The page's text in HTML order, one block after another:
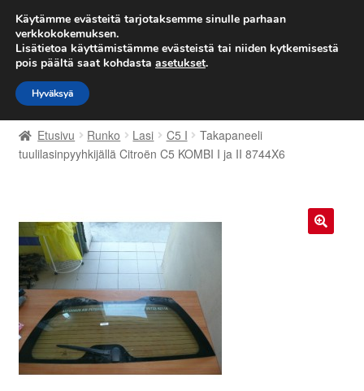
TOIMITUS alkaen 7 EUR
Siirry
navigointiin
Siirry
sisältöön
Etusivu
Kärry
Kuljetus
Maailmanlaajuinen toimitus
Maksut
Meistä
Etusivu Runko Lasi C5 I
Takapaneeli
tuulilasinpyyhkijällä Citroën C5 KOMBI I ja II 8744X6
Käytämme evästeitä tarjotaksemme sinulle parhaan
verkkokokemuksen.
Lisätietoa käyttämistämme evästeistä tai niiden kytkemisestä
pois päältä saat kohdasta asetukset.
Hyväksyä